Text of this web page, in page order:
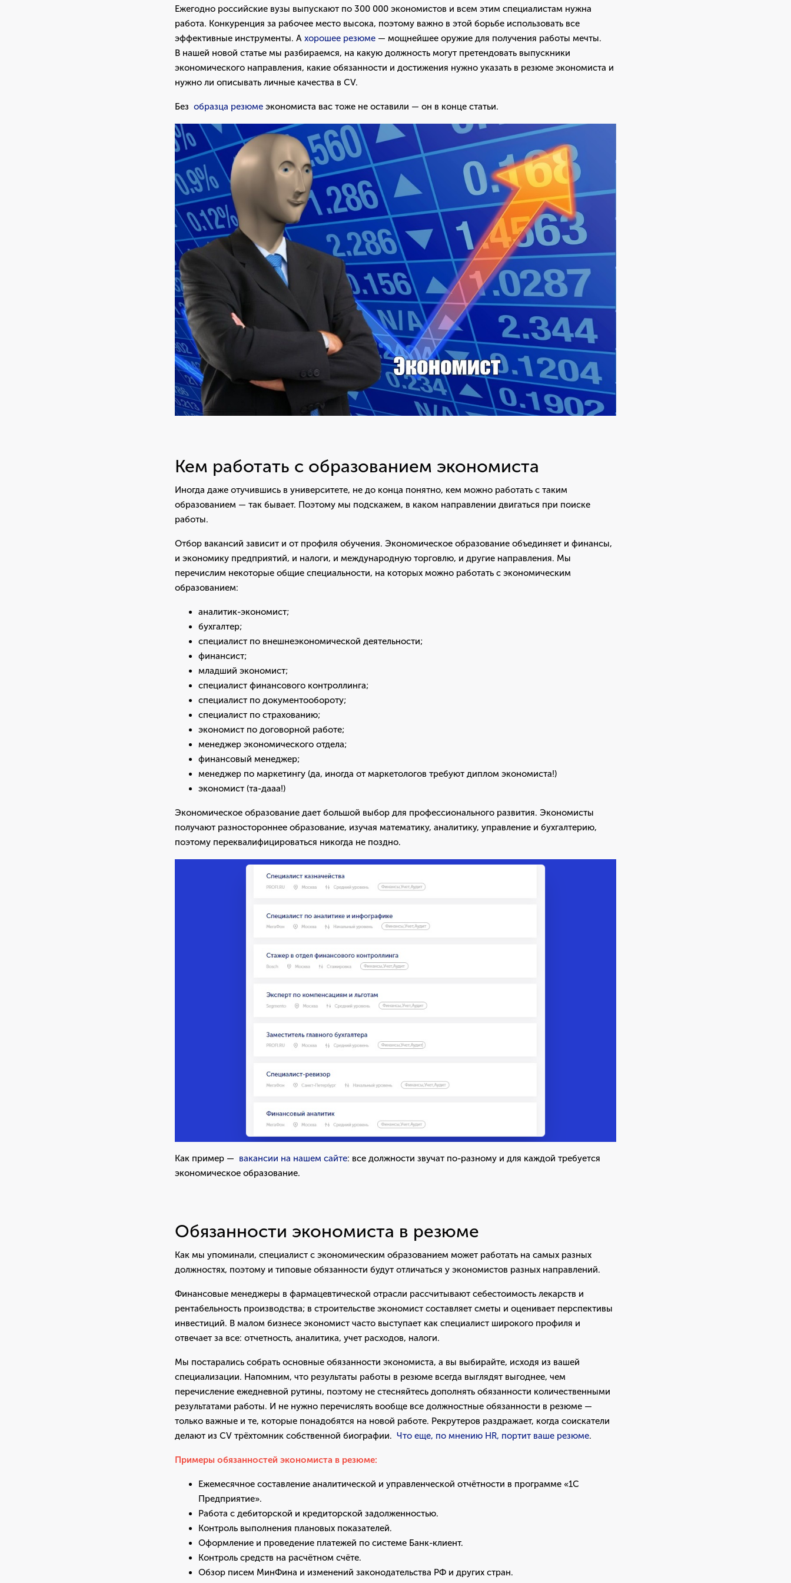
Ежегодно российские вузы выпускают по 300 000 экономистов и всем этим специалистам нужна
работа. Конкуренция за рабочее место высока, поэтому важно в этой борьбе использовать все
эффективные инструменты. А хорошее резюме — мощнейшее оружие для получения работы мечты.
В нашей новой статье мы разбираемся, на какую должность могут претендовать выпускники
экономического направления, какие обязанности и достижения нужно указать в резюме экономиста и
нужно ли описывать личные качества в CV.
Без образца резюме экономиста вас тоже не оставили — он в конце статьи.
Кем работать с образованием экономиста
Иногда даже отучившись в университете, не до конца понятно, кем можно работать с таким
образованием — так бывает. Поэтому мы подскажем, в каком направлении двигаться при поиске
работы.
Отбор вакансий зависит и от профиля обучения. Экономическое образование объединяет и финансы,
и экономику предприятий, и налоги, и международную торговлю, и другие направления. Мы
перечислим некоторые общие специальности, на которых можно работать с экономическим
образованием:
аналитик-экономист;
бухгалтер;
специалист по внешнеэкономической деятельности;
финансист;
младший экономист;
специалист финансового контроллинга;
специалист по документообороту;
специалист по страхованию;
экономист по договорной работе;
менеджер экономического отдела;
финансовый менеджер;
менеджер по маркетингу (да, иногда от маркетологов требуют диплом экономиста!)
экономист (та-дааа!)
Экономическое образование дает большой выбор для профессионального развития. Экономисты
получают разностороннее образование, изучая математику, аналитику, управление и бухгалтерию,
поэтому переквалифицироваться никогда не поздно.
Как пример — вакансии на нашем сайте: все должности звучат по-разному и для каждой требуется
экономическое образование.
Обязанности экономиста в резюме
Как мы упоминали, специалист с экономическим образованием может работать на самых разных
должностях, поэтому и типовые обязанности будут отличаться у экономистов разных направлений.
Финансовые менеджеры в фармацевтической отрасли рассчитывают себестоимость лекарств и
рентабельность производства; в строительстве экономист составляет сметы и оценивает перспективы
инвестиций. В малом бизнесе экономист часто выступает как специалист широкого профиля и
отвечает за все: отчетность, аналитика, учет расходов, налоги.
Мы постарались собрать основные обязанности экономиста, а вы выбирайте, исходя из вашей
специализации. Напомним, что результаты работы в резюме всегда выглядят выгоднее, чем
перечисление ежедневной рутины, поэтому не стесняйтесь дополнять обязанности количественными
результатами работы. И не нужно перечислять вообще все должностные обязанности в резюме —
только важные и те, которые понадобятся на новой работе. Рекрутеров раздражает, когда соискатели
делают из CV трёхтомник собственной биографии. Что еще, по мнению HR, портит ваше резюме.
Примеры обязанностей экономиста в резюме:
Ежемесячное составление аналитической и управленческой отчётности в программе «1С
Предприятие».
Работа с дебиторской и кредиторской задолженностью.
Контроль выполнения плановых показателей.
Оформление и проведение платежей по системе Банк-клиент.
Контроль средств на расчётном счёте.
Обзор писем МинФина и изменений законодательства РФ и других стран.